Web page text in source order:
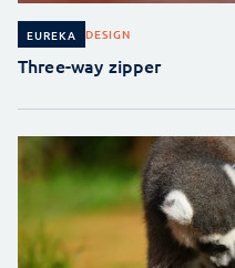
EUREKA DESIGN
Three-way zipper